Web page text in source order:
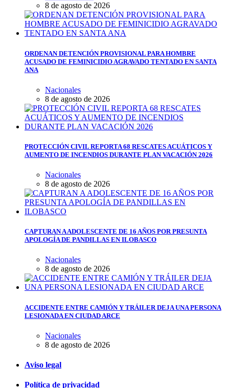
8 de agosto de 2026
ORDENAN DETENCIÓN PROVISIONAL PARA HOMBRE
ACUSADO DE FEMINICIDIO AGRAVADO TENTADO EN SANTA
ANA
Nacionales
8 de agosto de 2026
PROTECCIÓN CIVIL REPORTA 68 RESCATES ACUÁTICOS Y
AUMENTO DE INCENDIOS DURANTE PLAN VACACIÓN 2026
Nacionales
8 de agosto de 2026
CAPTURAN A ADOLESCENTE DE 16 AÑOS POR PRESUNTA
APOLOGÍA DE PANDILLAS EN ILOBASCO
Nacionales
8 de agosto de 2026
ACCIDENTE ENTRE CAMIÓN Y TRÁILER DEJA UNA PERSONA
LESIONADA EN CIUDAD ARCE
Nacionales
8 de agosto de 2026
Aviso legal
Política de privacidad